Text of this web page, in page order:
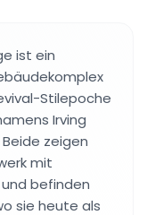
ist ein
Stilepoche
Irving
zeigen
mit
befinden
sie heute als